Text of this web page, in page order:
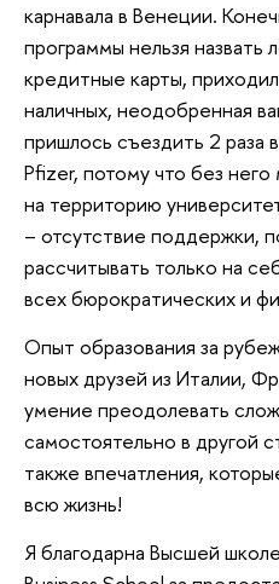
карнавала в Венеции.
программы нельзя назвать
кредитные карты,
наличных, неодобренная
пришлось съездить 2 раза
Pfizer, потому что без
на территорию
– отсутствие поддержки,
рассчитывать только на
всех бюрократических и
Опыт образования за
новых друзей из Италии,
умение преодолевать
самостоятельно в другой
также впечатления,
всю жизнь!
Я благодарна Высшей